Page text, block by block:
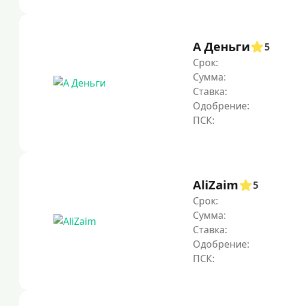
А Деньги
5
Срок:
Сумма:
Ставка:
Одобрение:
AliZaim
5
Срок:
Сумма:
Ставка:
Одобрение: